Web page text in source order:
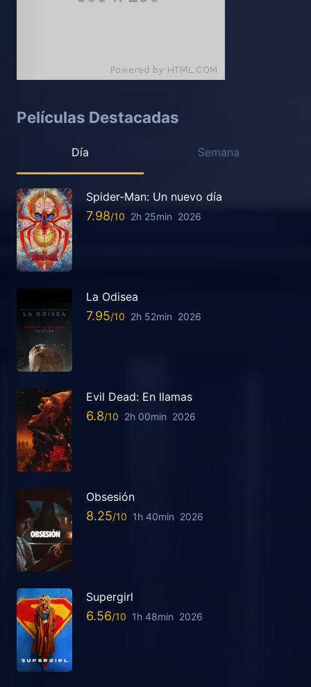
Películas Destacadas
Día Semana
Spider-Man: Un nuevo día
7.98 2h 25min 2026
La Odisea
7.95 2h 52min 2026
Evil Dead: En llamas
6.8 2h 00min 2026
Obsesión
8.25 1h 40min 2026
Supergirl
6.56 1h 48min 2026